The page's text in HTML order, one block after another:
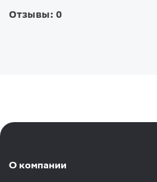
Отзывы: 0
О компании